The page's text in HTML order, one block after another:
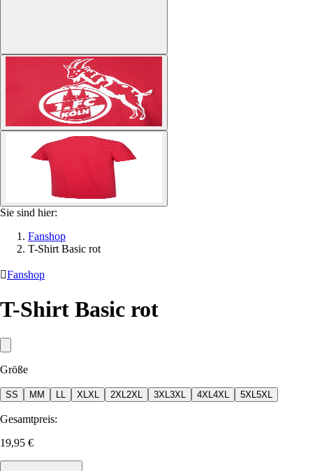
Sie sind hier:
Fanshop
T-Shirt Basic rot
Fanshop
T-Shirt Basic rot
Größe
SS M M XL XL 2XL 2XL 3XL 3XL 4XL 4XL 5XL 5XL
Gesamtpreis:
19,95 €